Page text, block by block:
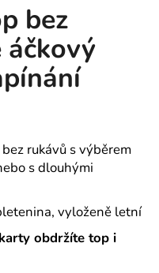
bez
áčkový
rukávů s výběrem
s dlouhými
vyloženě letní
obdržíte top i